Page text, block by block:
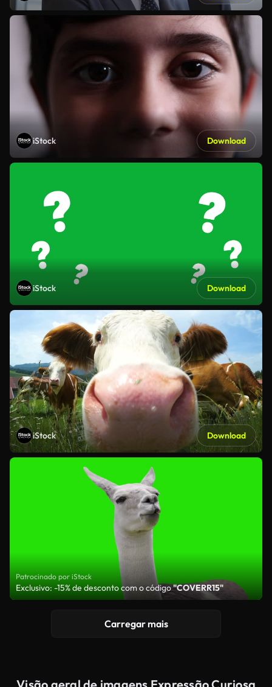
iStock Download
iStock Download
iStock Download
Patrocinado por iStock
Exclusivo: -15% de desconto com o código"COVERR15"
Carregar mais